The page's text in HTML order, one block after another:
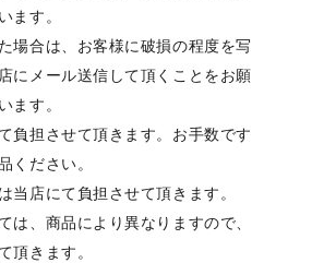
ます。
場合は、お客様に破損の程度を写
にメール送信して頂くことをお願
ます。
負担させて頂きます。お手数です
ください。
当店にて負担させて頂きます。
は、商品により異なりますので、
頂きます。